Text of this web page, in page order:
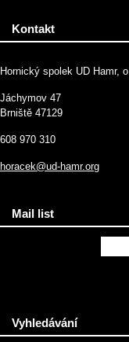
Kontakt
Hornický spolek UD Hamr,
Jáchymov 47
Brniště 47129
608 970 310
horacek@ud-hamr.org
Mail list
Vyhledávání